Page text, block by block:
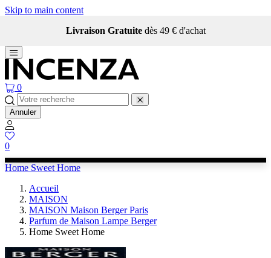
Skip to main content
Livraison Gratuite dès 49 € d'achat
0
Annuler
0
Home Sweet Home
Accueil
MAISON
MAISON Maison Berger Paris
Parfum de Maison Lampe Berger
Home Sweet Home